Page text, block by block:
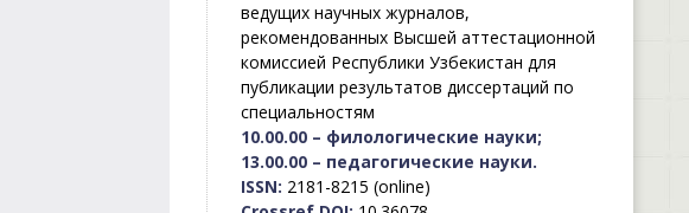
ведущих научных журналов,
рекомендованных Высшей аттестационной
комиссией Республики Узбекистан для
публикации результатов диссертаций по
специальностям
10.00.00 – филологические науки;
13.00.00 – педагогические науки.
ISSN: 2181-8215 (online)